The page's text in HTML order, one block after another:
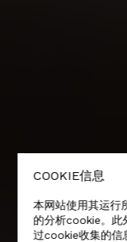
COOKIE信息
本网站使用其运行
的分析cookie。此
过cookie收集的信